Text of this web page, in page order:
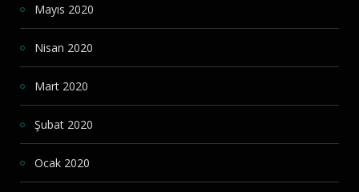
Mayıs 2020
Nisan 2020
Mart 2020
Şubat 2020
Ocak 2020